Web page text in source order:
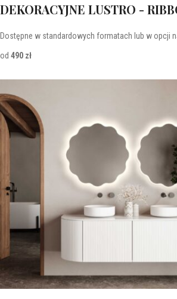
DEKORACYJNE LUSTRO -
Dostępne w standardowych formatach lub w opcji
od 490 zł